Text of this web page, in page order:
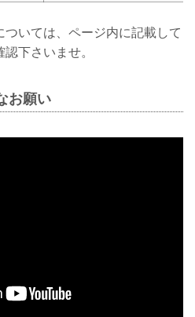
いては、ページ内に記載して
下さいませ。
お願い